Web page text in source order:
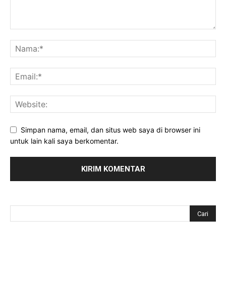
Simpan nama, email, dan situs web saya di browser ini
untuk lain kali saya berkomentar.